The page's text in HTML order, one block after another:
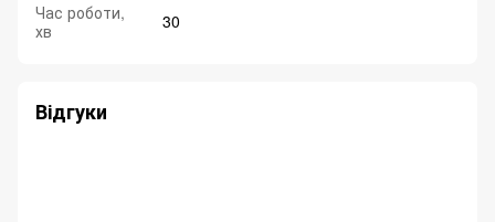
Час роботи,
хв
30
Відгуки